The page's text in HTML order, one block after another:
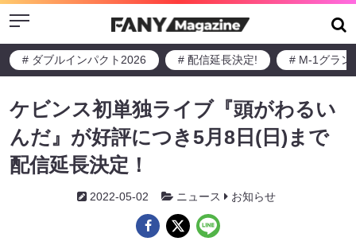
Menu
# ダブルインパクト2026 # 配信延長決定! # M-1グラン
ケビンス初単独ライブ『頭がわるい
んだ』が好評につき5月8日(日)まで
配信延長決定！
2022-05-02 ニュース お知らせ